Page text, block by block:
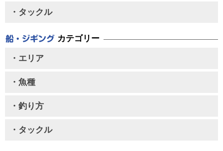
・タックル
カテゴリー
・エリア
・魚種
・釣り方
・タックル